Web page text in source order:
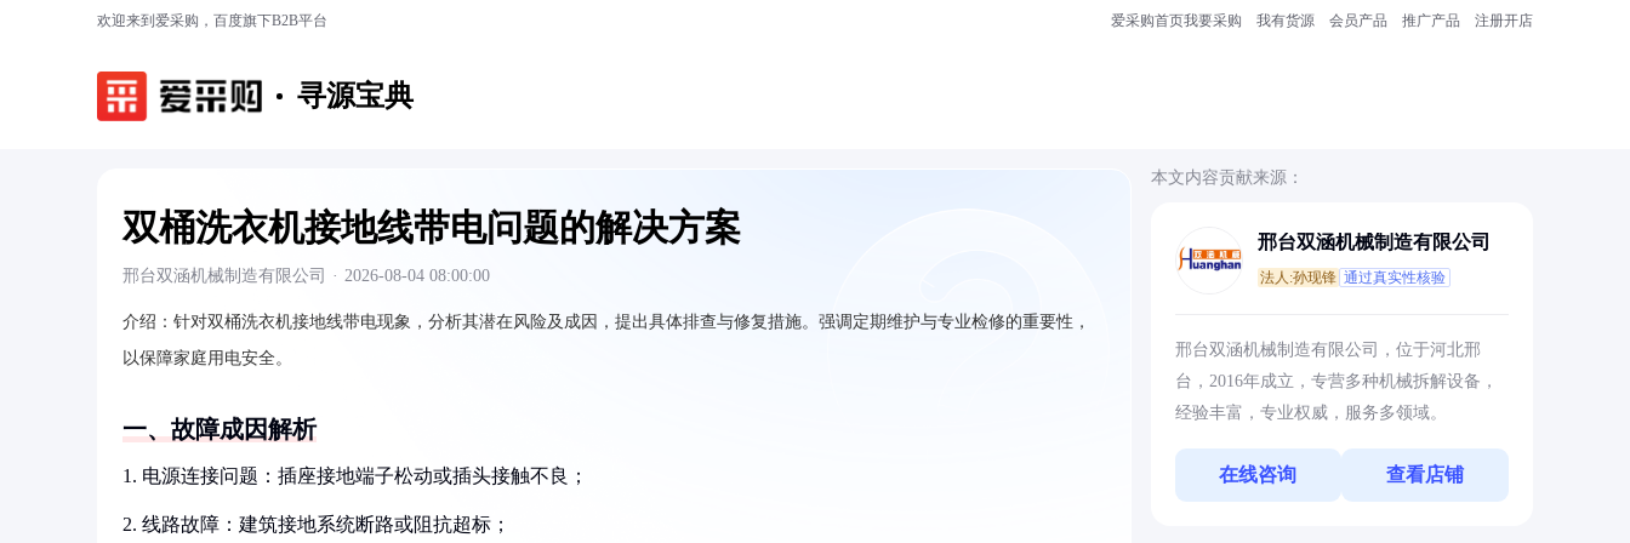
欢迎来到爱采购，百度旗下B2B平台 爱采购首页我要采购 我有货源 会员产品 推广产品 注册开店
寻源宝典
双桶洗衣机接地线带电问题的解决方案
邢台双涵机械制造有限公司 · 2026-08-04 08:00:00
介绍： 针对双桶洗衣机接地线带电现象，分析其潜在风险及成因，提出具体排查与修复措施。强调定期维护与专业检修的重要性，
以保障家庭用电安全。
一、故障成因解析
1. 电源连接问题：插座接地端子松动或插头接触不良；
2. 线路故障：建筑接地系统断路或阻抗超标；
本文内容贡献来源：
邢台双涵机械制造有限公司
法人:孙现锋 通过真实性核验
邢台双涵机械制造有限公司，位于河北邢
台，2016年成立，专营多种机械拆解设备，
经验丰富，专业权威，服务多领域。
在线咨询 查看店铺